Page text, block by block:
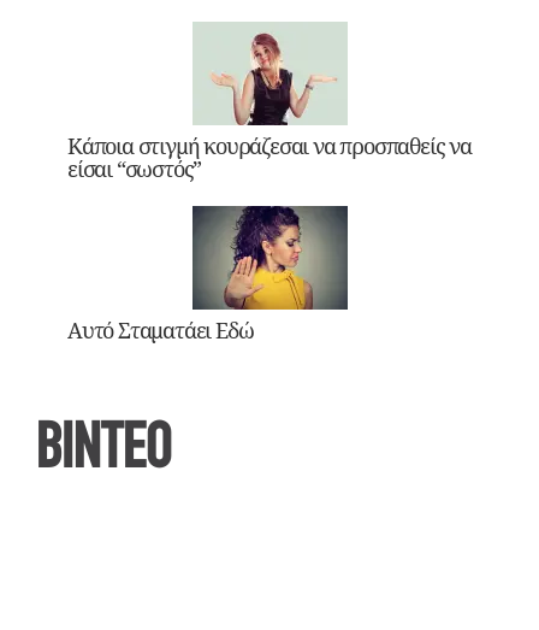
Κάποια στιγμή κουράζεσαι να προσπαθείς να
είσαι “σωστός”
Αυτό Σταματάει Εδώ
ΒΙΝΤΕΟ